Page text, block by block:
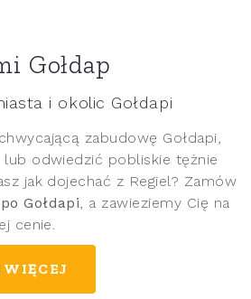
Gołdap
i okolic Gołdapi
zabudowę Gołdapi,
lub odwiedzić pobliskie tężnie
jak dojechać z Regiel? Zamów
Gołdapi, a zawieziemy Cię na
cenie.